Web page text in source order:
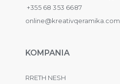
+355 68 353 6687
online@kreativqeramika.com
KOMPANIA
RRETH NESH